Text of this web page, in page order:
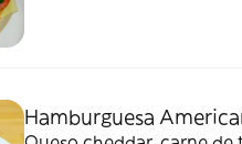
Hamburguesa